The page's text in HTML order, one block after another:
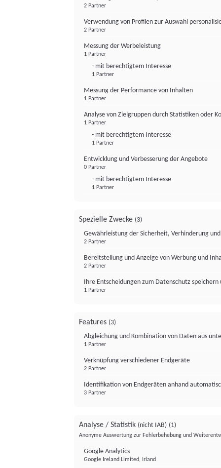
2 Partner
Verwendung von Profilen zur Auswahl
2 Partner
Messung der Werbeleistung
1 Partner
- mit berechtigtem Interesse
1 Partner
Messung der Performance von Inhalten
1 Partner
Analyse von Zielgruppen durch Statistiken oder
1 Partner
- mit berechtigtem Interesse
1 Partner
Entwicklung und Verbesserung der Angebote
0 Partner
- mit berechtigtem Interesse
1 Partner
Spezielle Zwecke (3)
Gewährleistung der Sicherheit, Verhinderung
2 Partner
Bereitstellung und Anzeige von Werbung und
2 Partner
Ihre Entscheidungen zum Datenschutz
1 Partner
Features (3)
Abgleichung und Kombination von Daten aus
1 Partner
Verknüpfung verschiedener Endgeräte
2 Partner
Identifikation von Endgeräten anhand
3 Partner
Analyse / Statistik (nicht IAB) (1)
Anonyme Auswertung zur Fehlerbehebung und
Google Analytics
Google Ireland Limited, Irland